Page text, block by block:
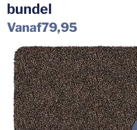
bundel
Vanaf79,95